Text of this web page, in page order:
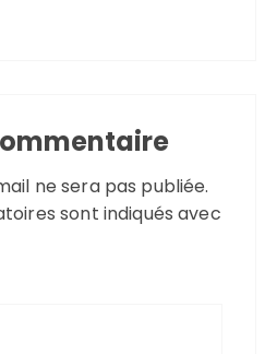
ne sera pas publiée.
sont indiqués avec